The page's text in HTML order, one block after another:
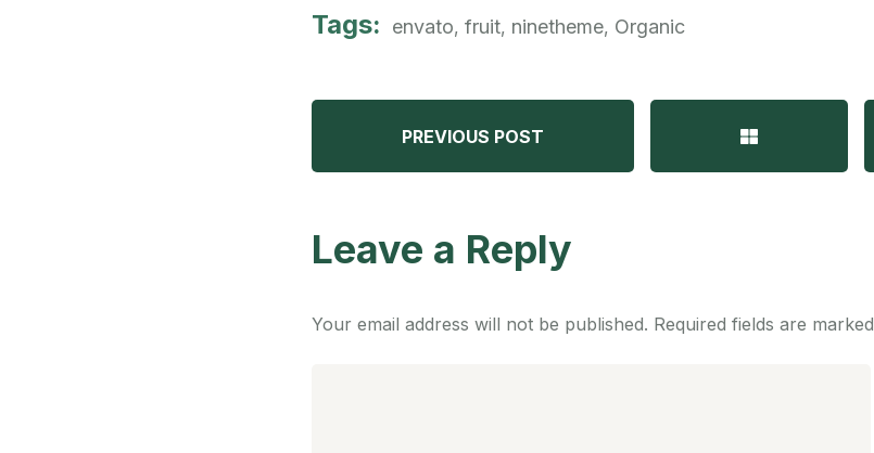
Tags: envato, fruit, ninetheme, Organic
PREVIOUS POST
Leave a Reply
Your email address will not be published. Required fields are marked